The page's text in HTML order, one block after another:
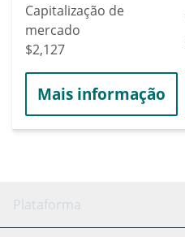
Capitalização de
mercado
$2,127
Mais informação
Plataforma